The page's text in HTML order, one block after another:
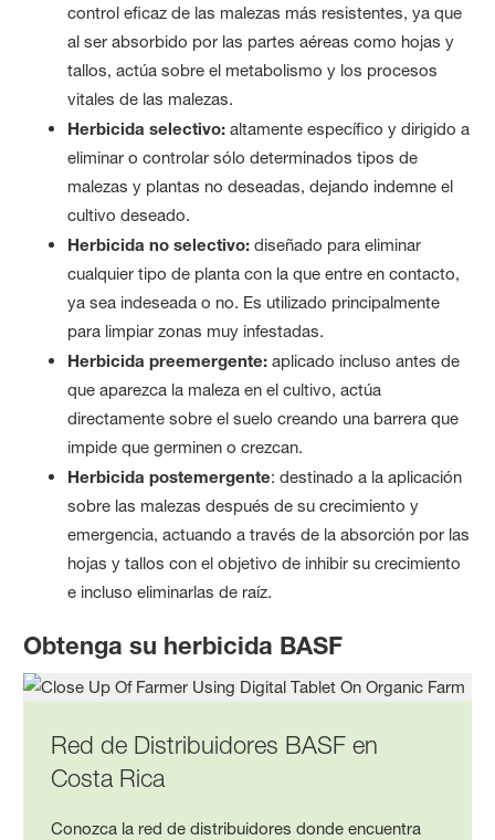
control eficaz de las malezas más resistentes, ya que
al ser absorbido por las partes aéreas como hojas y
tallos, actúa sobre el metabolismo y los procesos
vitales de las malezas.
Herbicida selectivo: altamente específico y dirigido a
eliminar o controlar sólo determinados tipos de
malezas y plantas no deseadas, dejando indemne el
cultivo deseado.
Herbicida no selectivo:diseñado para eliminar
cualquier tipo de planta con la que entre en contacto,
ya sea indeseada o no. Es utilizado principalmente
para limpiar zonas muy infestadas.
Herbicida preemergente:aplicado incluso antes de
que aparezca la maleza en el cultivo, actúa
directamente sobre el suelo creando una barrera que
impide que germinen o crezcan.
Herbicida postemergente: destinado a la aplicación
sobre las malezas después de su crecimiento y
emergencia, actuando a través de la absorción por las
hojas y tallos con el objetivo de inhibir su crecimiento
e incluso eliminarlas de raíz.
Obtenga su herbicida BASF
Red de Distribuidores BASF en
Costa Rica
Conozca la red de distribuidores donde encuentra